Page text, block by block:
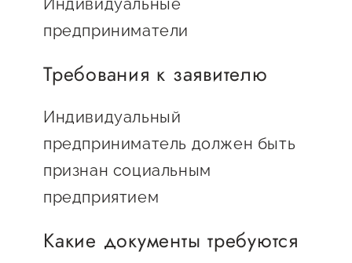
Навигатор по мерам
Имущественная поддержка
Консультационная поддержка
Образовательная поддержка
Поддержка креативного и
инновационно-
предпринимательства
Индивидуальные
предприниматели
Требования к заявителю
Индивидуальный
предприниматель должен быть
признан социальным
предприятием
Какие документы требуются